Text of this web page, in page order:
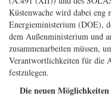
Küstenwache wird dabei
Energieministerium (DOE),
dem Außenministerium und
zusammenarbeiten müssen,
Verantwortlichkeiten für die
festzulegen.
Die neuen